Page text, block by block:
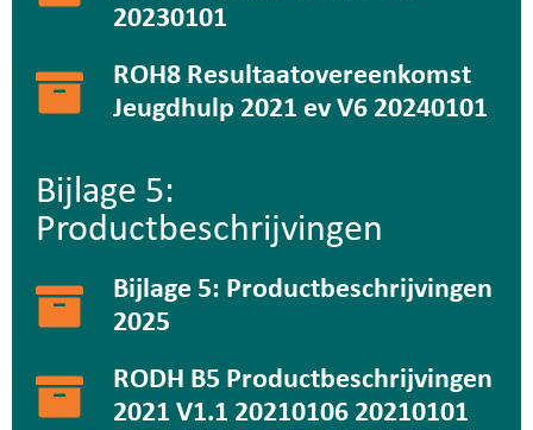
20230101
ROH8 Resultaatovereenkomst
Jeugdhulp 2021 ev V6 20240101
Bijlage 5:
Productbeschrijvingen
Bijlage 5: Productbeschrijvingen
2025
RODH B5 Productbeschrijvingen
2021 V1.1 20210106 20210101